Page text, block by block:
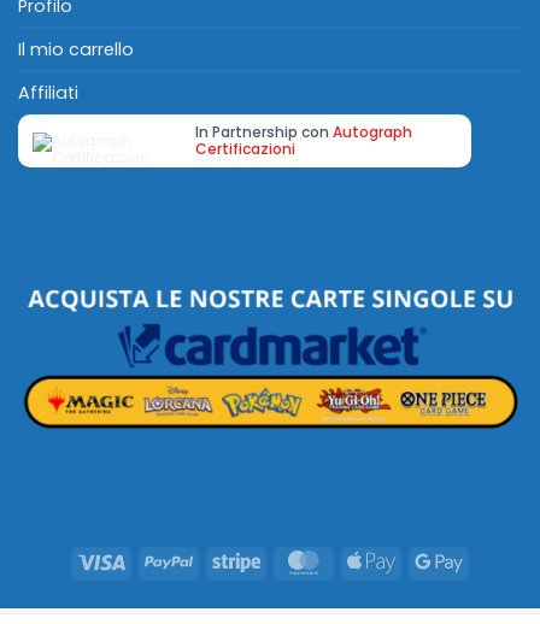
Profilo
Il mio carrello
Affiliati
In Partnership con Autograph
Certificazioni
Visa PayPal Stripe MasterCard
Apple
Google